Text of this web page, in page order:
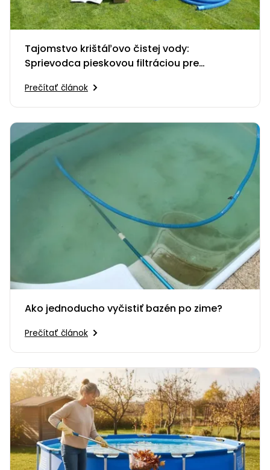
vozíky
Čerpadlá
vodárne
umývačky
stroje
Snežné
frézy
Odhŕňače
Príslušenstvo
Navijaky
Príslušenstvo
Bagre
Tajomstvo krištáľovo čistej vody:
Sprievodca pieskovou filtráciou pre
Prečítať článok
Ako jednoducho vyčistiť bazén po zime?
Prečítať článok